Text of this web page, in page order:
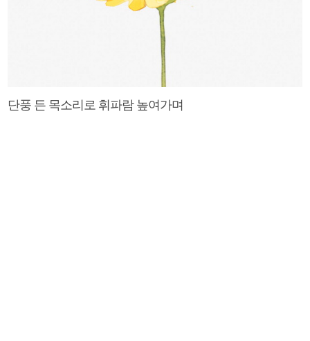
단풍 든 목소리로 휘파람 높여가며